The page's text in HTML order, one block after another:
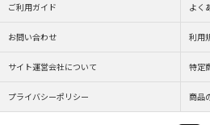
ご利用ガイド よく
お問い合わせ 利用
サイト運営会社について 特定
プライバシーポリシー 商品